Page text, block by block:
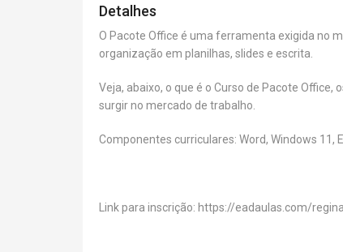
Detalhes
O Pacote Office é uma ferramenta exigida no
organização em planilhas, slides e escrita.
Veja, abaixo, o que é o Curso de Pacote
surgir no mercado de trabalho.
Componentes curriculares: Word, Windows 11,
Link para inscrição: https://eadaulas.com/